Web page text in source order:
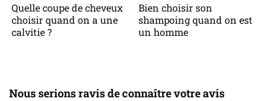
Quelle coupe de cheveux
choisir quand on a une
calvitie ?
Bien choisir son
shampoing quand on est
un homme
Nous serions ravis de connaître votre avis